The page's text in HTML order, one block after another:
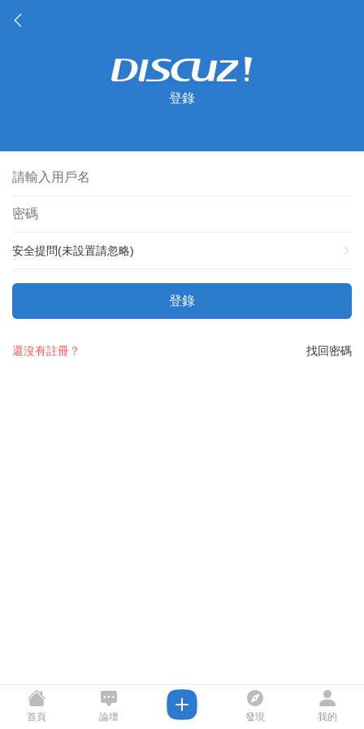
登錄
安全提問(未設置請忽略)
登錄
找回密碼
還沒有註冊？
首頁 論壇 發現 我的